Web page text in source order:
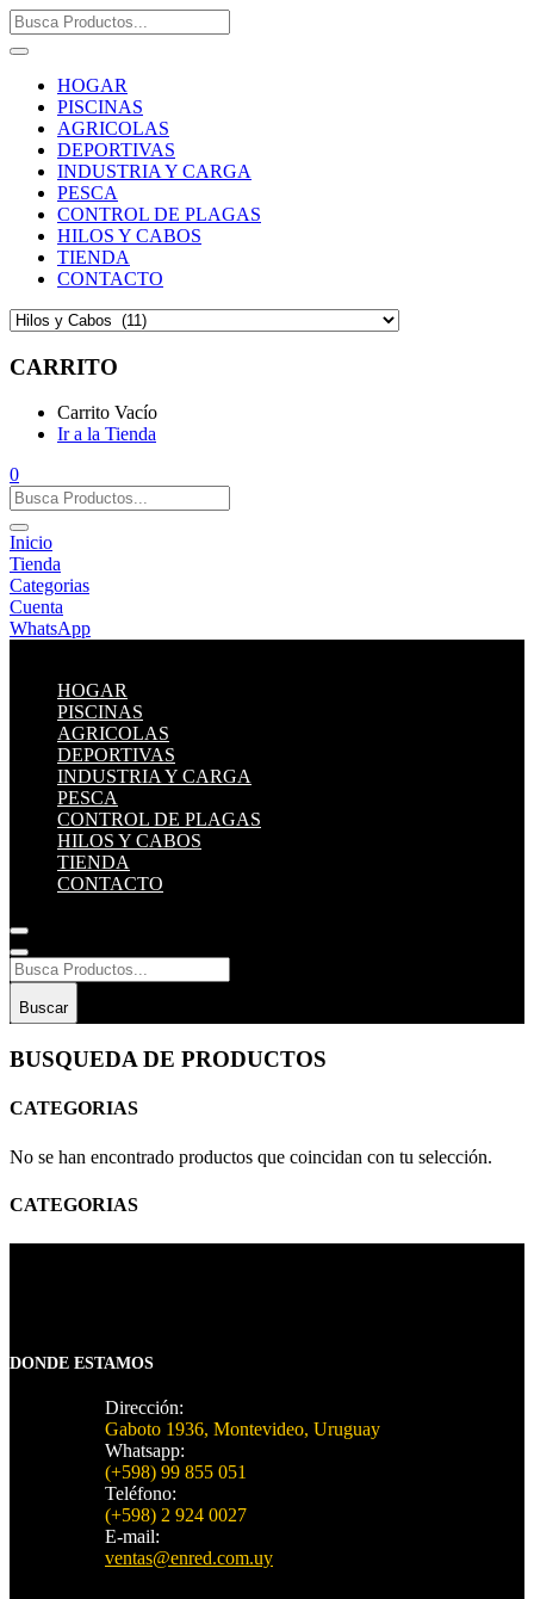
HOGAR
PISCINAS
AGRICOLAS
DEPORTIVAS
INDUSTRIA Y CARGA
PESCA
CONTROL DE PLAGAS
HILOS Y CABOS
TIENDA
CONTACTO
CARRITO
Carrito Vacío
Ir a la Tienda
0
Inicio
Tienda
Categorias
Cuenta
WhatsApp
HOGAR
PISCINAS
AGRICOLAS
DEPORTIVAS
INDUSTRIA Y CARGA
PESCA
CONTROL DE PLAGAS
HILOS Y CABOS
TIENDA
CONTACTO
Buscar
BUSQUEDA DE PRODUCTOS
CATEGORIAS
No se han encontrado productos que coincidan con tu selección.
CATEGORIAS
DONDE ESTAMOS
Dirección:
Gaboto 1936, Montevideo, Uruguay
Whatsapp:
(+598) 99 855 051
Teléfono:
(+598) 2 924 0027
E-mail:
ventas@enred.com.uy